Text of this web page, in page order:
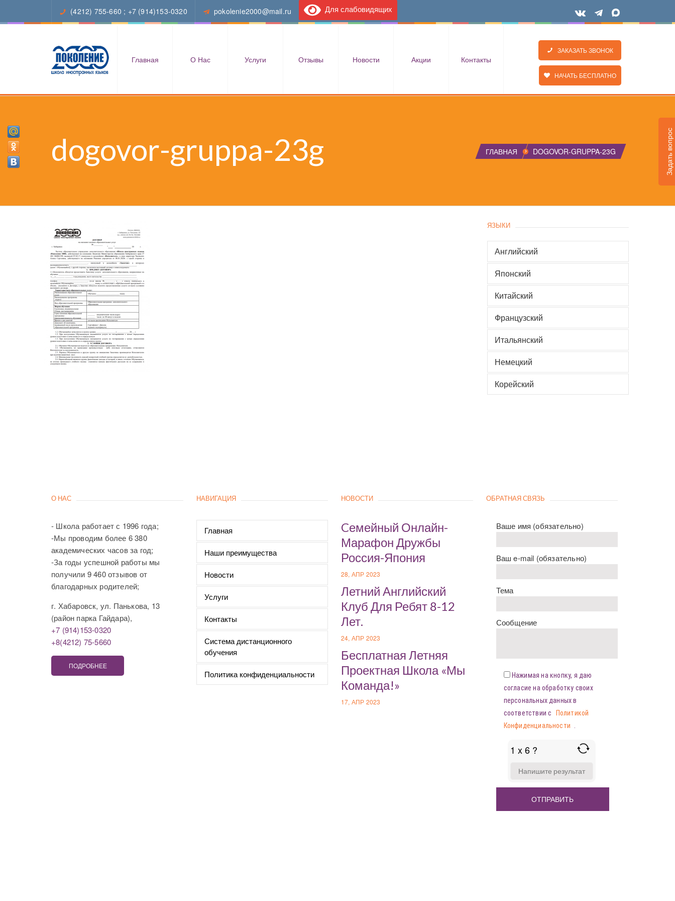
(4212) 755-660 ; +7 (914)153-0320 pokolenie2000@mail.ru Для слабовидящих
Главная О Нас Услуги Отзывы Новости Акции Контакты
ЗАКАЗАТЬ ЗВОНОК
НАЧАТЬ БЕСПЛАТНО
dogovor-gruppa-23g ГЛАВНАЯ DOGOVOR-GRUPPA-23G
ЯЗЫКИ
Английский
Японский
Китайский
Французский
Итальянский
Немецкий
Корейский
О НАС
- Школа работает с 1996 года;
-Мы проводим более 6 380
академических часов за год;
-За годы успешной работы мы
получили 9 460 отзывов от
благодарных родителей;
г. Хабаровск, ул. Панькова, 13
(район парка Гайдара),
+7 (914)153-0320
+8(4212) 75-5660
ПОДРОБНЕЕ
НАВИГАЦИЯ
Главная
Наши преимущества
Новости
Услуги
Контакты
Система дистанционного
обучения
Политика конфиденциальности
НОВОСТИ
Cемейный Онлайн-
Марафон Дружбы
Россия-Япония
28, АПР 2023
Летний Английский
Клуб Для Ребят 8-12
Лет.
24, АПР 2023
Бесплатная Летняя
Проектная Школа «Мы
Команда!»
17, АПР 2023
ОБРАТНАЯ СВЯЗЬ
Ваше имя (обязательно)
Ваш e-mail (обязательно)
Тема
Сообщение
Нажимая на кнопку, я даю
согласие на обработку своих
персональных данных в
соответствии с
Политикой
Конфиденциальности
1 x 6 ?
FOR
Задать вопрос